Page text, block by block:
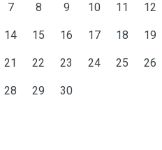
7 8 9 10 11 12
14 15 16 17 18 19
21 22 23 24 25 26
28 29 30